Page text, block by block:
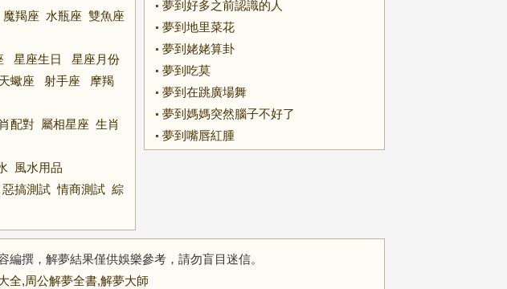
魔羯座 水瓶座 雙魚座
星座生日
星座月份
天蠍座 射手座
摩羯
配對 屬相星座 生肖
風水用品
惡搞測試 情商測試 綜
夢到好多之前認識的人
夢到地里菜花
夢到姥姥算卦
夢到吃莫
夢到在跳廣場舞
夢到媽媽突然腦子不好了
夢到嘴唇紅腫
撰，解夢結果僅供娛樂參考，請勿盲目迷信。
全,周公解夢全書,解夢大師